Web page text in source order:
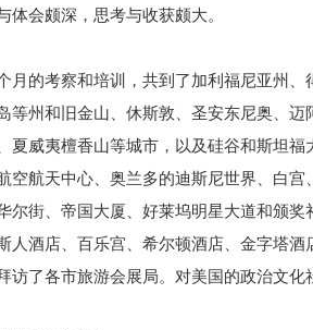
体会颇深，思考与收获颇大。
月的考察和培训，共到了加利福尼亚州
等州和旧金山、休斯敦、圣安东尼奥、
夏威夷檀香山等城市，以及硅谷和斯坦
空航天中心、奥兰多的迪斯尼世界、白
尔街、帝国大厦、好莱坞明星大道和颁
人酒店、百乐宫、希尔顿酒店、金字塔
访了各市旅游会展局。对美国的政治文